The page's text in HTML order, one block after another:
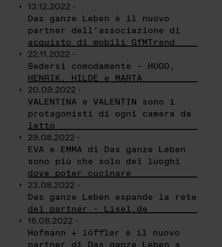
13.12.2022 -
Das ganze Leben è il nuovo
partner dell’associazione di
acquisto di mobili GfMTrend
22.11.2022 -
Sedersi comodamente – HUGO,
HENRIK, HILDE e MARTA
20.09.2022 -
VALENTINA e VALENTIN sono i
protagonisti di ogni camera da
letto
29.08.2022 -
EVA e EMMA di Das ganze Leben
sono più che solo dei luoghi
dove poter cucinare
23.08.2022 -
Das ganze Leben espande la rete
dei partner - Lisel.de
18.08.2022 -
Hofmann + löffler è il nuovo
partner di Das ganze Leben a